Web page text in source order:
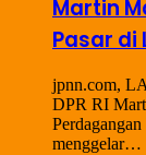
Martin
Pasar di
jpnn.com,
DPR RI
menggelar…